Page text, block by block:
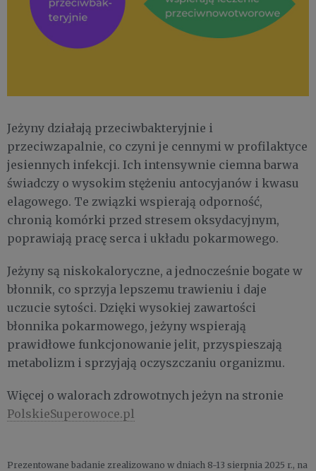
Jeżyny działają przeciwbakteryjnie i
przeciwzapalnie, co czyni je cennymi w profilaktyce
jesiennych infekcji. Ich intensywnie ciemna barwa
świadczy o wysokim stężeniu antocyjanów i kwasu
elagowego. Te związki wspierają odporność,
chronią komórki przed stresem oksydacyjnym,
poprawiają pracę serca i układu pokarmowego.
Jeżyny są niskokaloryczne, a jednocześnie bogate w
błonnik, co sprzyja lepszemu trawieniu i daje
uczucie sytości. Dzięki wysokiej zawartości
błonnika pokarmowego, jeżyny wspierają
prawidłowe funkcjonowanie jelit, przyspieszają
metabolizm i sprzyjają oczyszczaniu organizmu.
Więcej o walorach zdrowotnych jeżyn na stronie
PolskieSuperowoce.pl
Prezentowane badanie zrealizowano w dniach 8-13 sierpnia 2025 r., na